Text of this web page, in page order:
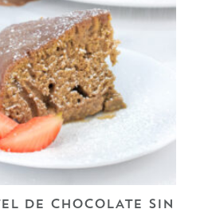
DE CHOCOLATE SIN